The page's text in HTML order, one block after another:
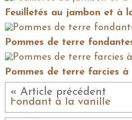
Feuilletés au jambon et à
Pommes de terre
Pommes de terre farcies
« Article précédent
Fondant à la vanille